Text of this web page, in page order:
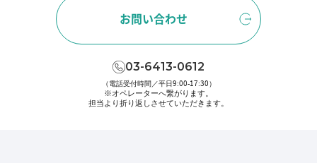
お問い合わせ
03-6413-0612
（電話受付時間／平日9:00-17:30）
※オペレーターへ繋がります。
担当より折り返しさせていただきます。